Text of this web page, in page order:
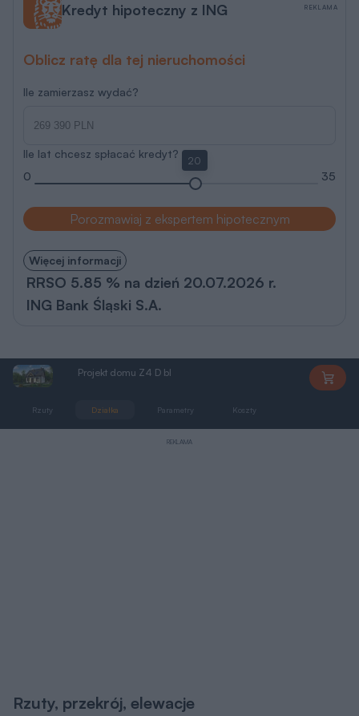
Kredyt hipoteczny z ING
Oblicz ratę dla tej nieruchomości
Ile zamierzasz wydać?
Ile lat chcesz spłacać kredyt?
0
20
35
Porozmawiaj z ekspertem hipotecznym
Więcej informacji
RRSO 5.85 % na dzień 20.07.2026 r.
ING Bank Śląski S.A.
REKLAMA
Projekt domu Z4 D bl
Rzuty Działka Parametry Koszty
REKLAMA
Rzuty, przekrój, elewacje